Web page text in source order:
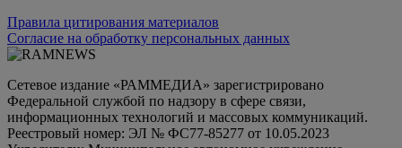
Правила цитирования материалов
Согласие на обработку персональных данных
Сетевое издание «РАММЕДИА» зарегистрировано
Федеральной службой по надзору в сфере связи,
информационных технологий и массовых коммуникаций.
Реестровый номер: ЭЛ № ФС77-85277 от 10.05.2023